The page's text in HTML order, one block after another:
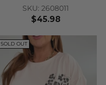
SKU: 2608011
$45.98
SOLD OUT